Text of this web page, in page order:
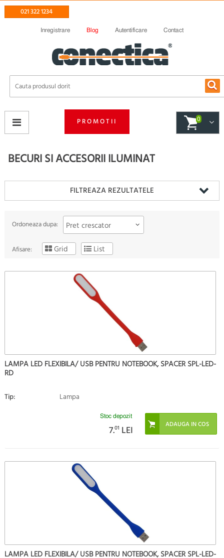
021 322 1234
Inregistrare Blog Autentificare Contact
PROMOTII 0
BECURI SI ACCESORII ILUMINAT
FILTREAZA REZULTATELE
Ordoneaza dupa: Pret crescator
Afisare: Grid List
LAMPA LED FLEXIBILA/ USB PENTRU NOTEBOOK, SPACER SPL-LED-
RD
Tip: Lampa
Stoc depozit
7.01 LEI
LAMPA LED FLEXIBILA/ USB PENTRU NOTEBOOK, SPACER SPL-LED-